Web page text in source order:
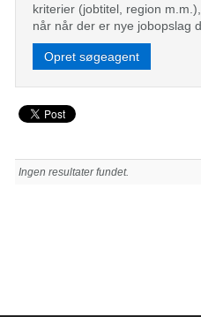
kriterier (jobtitel, region
når når der er nye jobopslag
Opret søgeagent
Ingen resultater fundet.